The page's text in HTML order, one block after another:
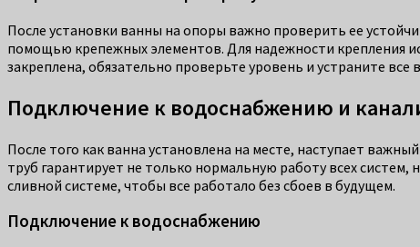
После установки ванны на опоры важно проверить ее
помощью крепежных элементов. Для надежности крепления
закреплена, обязательно проверьте уровень и устраните
Подключение к водоснабжению и
После того как ванна установлена на месте, наступает
труб гарантирует не только нормальную работу всех
сливной системе, чтобы все работало без сбоев в будущем.
Подключение к водоснабжению